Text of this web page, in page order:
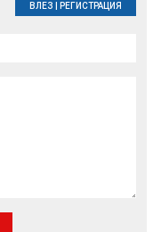
ВЛЕЗ РЕГИСТРАЦИЯ